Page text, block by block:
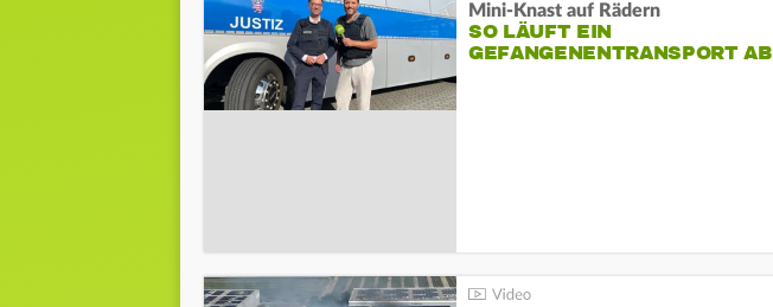
Mini-Knast auf Rädern
SO LÄUFT EIN
GEFANGENENTRANSPORT AB